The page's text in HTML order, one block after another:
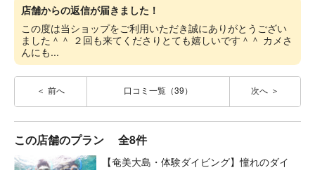
店舗からの返信が届きました！
この度は当ショップをご利用いただき誠にありがとうござい
ました＾＾ ２回も来てくださりとても嬉しいです＾＾ カメさ
んにも...
前へ 口コミ一覧（39） 次へ
この店舗のプラン 全8件
【奄美大島・体験ダイビング】憧れのダイ